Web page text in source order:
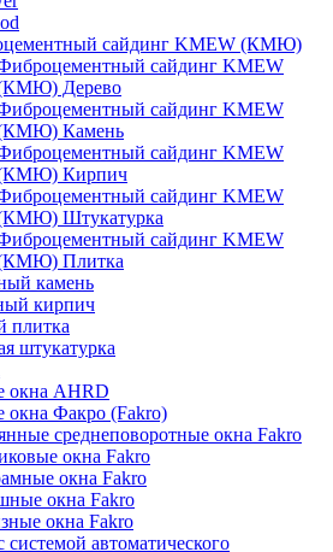
сайдинг KMEW (КМЮ)
сайдинг KMEW
Дерево
сайдинг KMEW
Камень
сайдинг KMEW
Кирпич
сайдинг KMEW
Штукатурка
сайдинг KMEW
Плитка
камень
кирпич
плитка
штукатурка
окна AHRD
окна Факро (Fakro)
среднеповоротные окна Fakro
окна Fakro
окна Fakro
окна Fakro
окна Fakro
системой автоматического